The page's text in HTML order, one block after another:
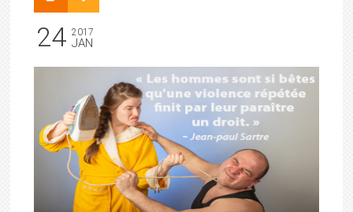
24 2017
JAN